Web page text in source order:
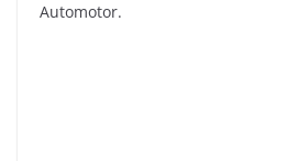
Automotor.